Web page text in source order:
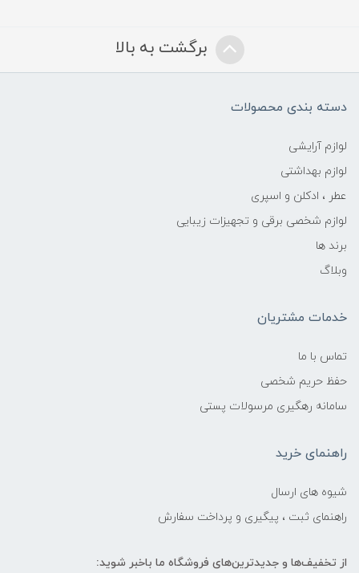
برگشت به بالا
دسته بندی محصولات
لوازم آرایشی
لوازم بهداشتی
عطر ، ادکلن و اسپری
لوازم شخصی برقی و تجهیزات زیبایی
برند ها
وبلاگ
خدمات مشتریان
تماس با ما
حفظ حریم شخصی
سامانه رهگیری مرسولات پستی
راهنمای خرید
شیوه های ارسال
راهنمای ثبت ، پیگیری و پرداخت سفارش
از تخفیف‌ها و جدیدترین‌های فروشگاه ما باخبر شوید: